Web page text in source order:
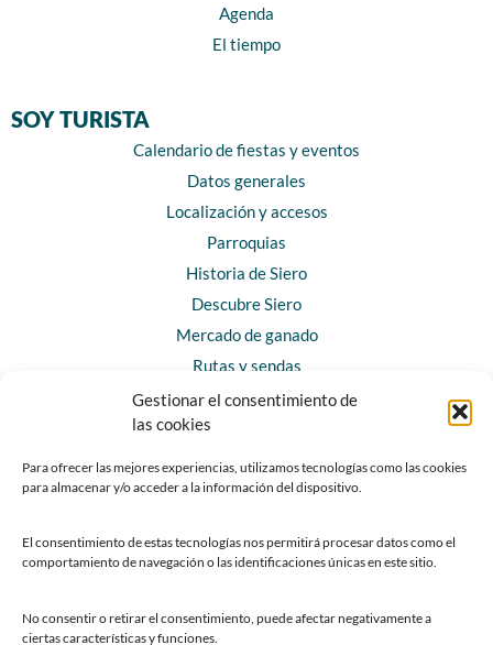
Gestionar el consentimiento de
las cookies
Para ofrecer las mejores experiencias, utilizamos tecnologías como las cookies
para almacenar y/o acceder a la información del dispositivo.
El consentimiento de estas tecnologías nos permitirá procesar datos como el
comportamiento de navegación o las identificaciones únicas en este sitio.
No consentir o retirar el consentimiento, puede afectar negativamente a
ciertas características y funciones.
Agenda
El tiempo
SOY TURISTA
Calendario de fiestas y eventos
Datos generales
Localización y accesos
Parroquias
Historia de Siero
Descubre Siero
Mercado de ganado
Rutas y sendas
Horarios y contacto
Teléfonos de interés
Chatbot Siero
SEDES ELECTRÓNICAS
Sede del Ayuntamiento de Siero